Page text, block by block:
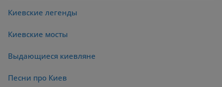
Киевские легенды
Киевские мосты
Выдающиеся киевляне
Песни про Киев